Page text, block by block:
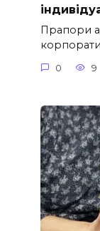
Прапори
0 9